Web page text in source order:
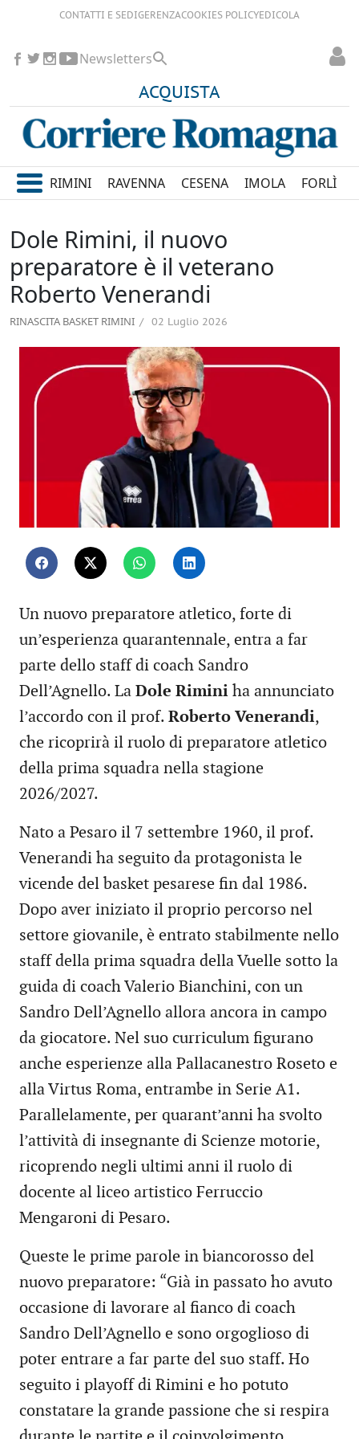
CONTATTI E SEDIGERENZACOOKIES POLICYEDICOLA
ACQUISTA
Newsletters
RIMINI RAVENNA CESENA IMOLA FORLÌ
Dole Rimini, il nuovo
preparatore è il veterano
Roberto Venerandi
RINASCITA BASKET RIMINI 02 Luglio 2026
Un nuovo preparatore atletico, forte di
un’esperienza quarantennale, entra a far
parte dello staff di coach Sandro
Dell’Agnello. La Dole Rimini ha annunciato
l’accordo con il prof. Roberto Venerandi,
che ricoprirà il ruolo di preparatore atletico
della prima squadra nella stagione
2026/2027.
Nato a Pesaro il 7 settembre 1960, il prof.
Venerandi ha seguito da protagonista le
vicende del basket pesarese fin dal 1986.
Dopo aver iniziato il proprio percorso nel
settore giovanile, è entrato stabilmente nello
staff della prima squadra della Vuelle sotto la
guida di coach Valerio Bianchini, con un
Sandro Dell’Agnello allora ancora in campo
da giocatore. Nel suo curriculum figurano
anche esperienze alla Pallacanestro Roseto e
alla Virtus Roma, entrambe in Serie A1.
Parallelamente, per quarant’anni ha svolto
l’attività di insegnante di Scienze motorie,
ricoprendo negli ultimi anni il ruolo di
docente al liceo artistico Ferruccio
Mengaroni di Pesaro.
Queste le prime parole in biancorosso del
nuovo preparatore: “Già in passato ho avuto
occasione di lavorare al fianco di coach
Sandro Dell’Agnello e sono orgoglioso di
poter entrare a far parte del suo staff. Ho
seguito i playoff di Rimini e ho potuto
constatare la grande passione che si respira